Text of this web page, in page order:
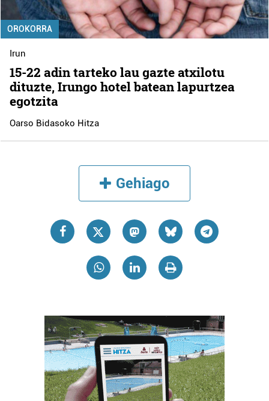
OROKORRA
Irun
15-22 adin tarteko lau gazte atxilotu
dituzte, Irungo hotel batean lapurtzea
egotzita
Oarso Bidasoko Hitza
Gehiago